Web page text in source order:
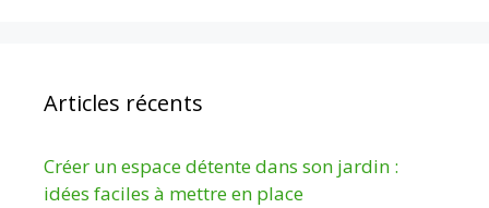
Articles récents
Créer un espace détente dans son jardin :
idées faciles à mettre en place